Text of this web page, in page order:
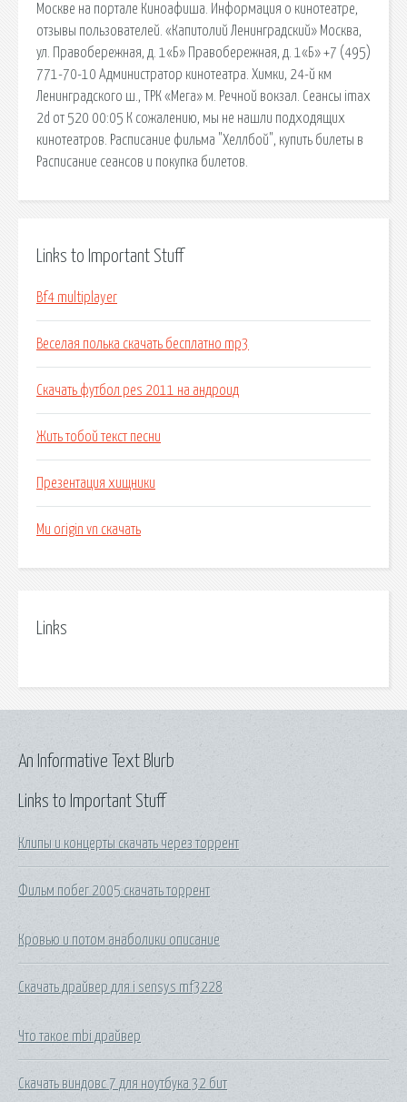
Москве на портале Киноафиша. Информация о кинотеатре,
отзывы пользователей. «Капитолий Ленинградский» Москва,
ул. Правобережная, д. 1«Б» Правобережная, д. 1«Б» +7 (495)
771-70-10 Администратор кинотеатра. Химки, 24-й км
Ленинградского ш., ТРК «Мега» м. Речной вокзал. Сеансы imax
2d от 520 00:05 К сожалению, мы не нашли подходящих
кинотеатров. Расписание фильма "Хеллбой", купить билеты в
Расписание сеансов и покупка билетов.
Links to Important Stuff
Bf4 multiplayer
Веселая полька скачать бесплатно mp3
Скачать футбол pes 2011 на андроид
Жить тобой текст песни
Презентация хищники
Mu origin vn скачать
Links
Links to Important Stuff
Клипы и концерты скачать через торрент
Фильм побег 2005 скачать торрент
Кровью и потом анаболики описание
Скачать драйвер для i sensys mf3228
Что такое mbi драйвер
Скачать виндовс 7 для ноутбука 32 бит
An Informative Text Blurb